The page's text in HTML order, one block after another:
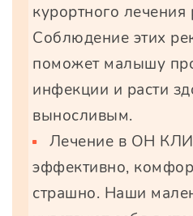
курортного лечения
Соблюдение этих
поможет малышу
инфекции и расти
выносливым.
Лечение в ОН
эффективно,
страшно. Наши